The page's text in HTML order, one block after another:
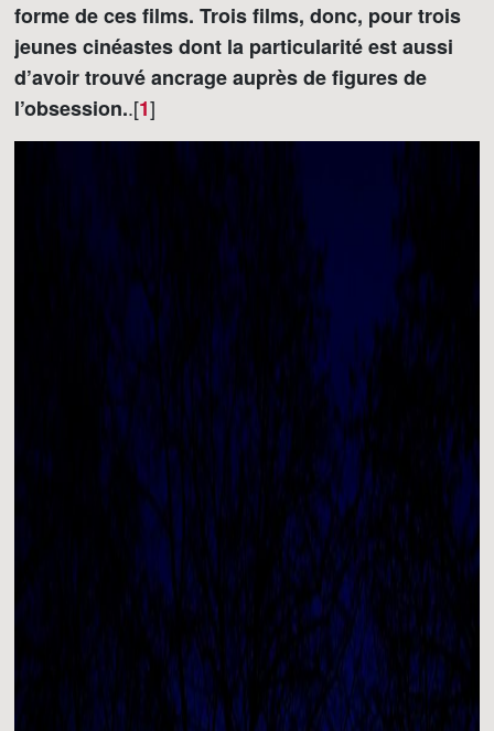
forme de ces films. Trois films, donc, pour trois
jeunes cinéastes dont la particularité est aussi
d’avoir trouvé ancrage auprès de figures de
l’obsession..[1]